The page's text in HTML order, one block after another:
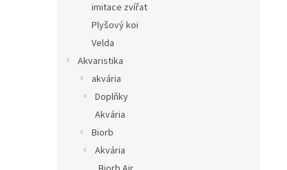
imitace zvířat
Plyšový koi
Velda
Akvaristika
akvária
Doplňky
Akvária
Biorb
Akvária